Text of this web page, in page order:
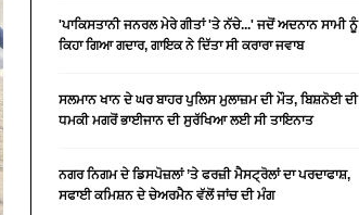
'ਪਾਕਿਸਤਾਨੀ ਜਨਰਲ ਮੇਰੇ ਗੀਤਾਂ 'ਤੇ ਨੱਚੇ...' ਜਦੋਂ ਅਦਨਾਨ ਸਾਮੀ ਨੂੰ
ਕਿਹਾ ਗਿਆ ਗਦਾਰ, ਗਾਇਕ ਨੇ ਦਿੱਤਾ ਸੀ ਕਰਾਰਾ ਜਵਾਬ
ਸਲਮਾਨ ਖਾਨ ਦੇ ਘਰ ਬਾਹਰ ਪੁਲਿਸ ਮੁਲਾਜ਼ਮ ਦੀ ਮੌਤ, ਬਿਸ਼ਨੋਈ ਦੀ
ਧਮਕੀ ਮਗਰੋਂ ਭਾਈਜਾਨ ਦੀ ਸੁਰੱਖਿਆ ਲਈ ਸੀ ਤਾਇਨਾਤ
ਨਗਰ ਨਿਗਮ ਦੇ ਡਿਸਪੋਜ਼ਲਾਂ ’ਤੇ ਫਰਜ਼ੀ ਮੈਸਟ੍ਰੋਲਾਂ ਦਾ ਪਰਦਾਫਾਸ਼,
ਸਫਾਈ ਕਮਿਸ਼ਨ ਦੇ ਚੇਅਰਮੈਨ ਵੱਲੋਂ ਜਾਂਚ ਦੀ ਮੰਗ